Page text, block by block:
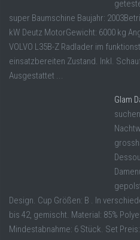
super Baumschine Baujahr:
kW Deutz MotorGewicht: 6000 kg
VOLVO L35B-Z Radlader im
einsatzbereiten Zustand. Inkl.
Ausgestattet ...
Glam
Design. Cup Größen: B . In
bis 42, gemischt. Material: 85%
Mindestabnahme: 6 Stück. Set